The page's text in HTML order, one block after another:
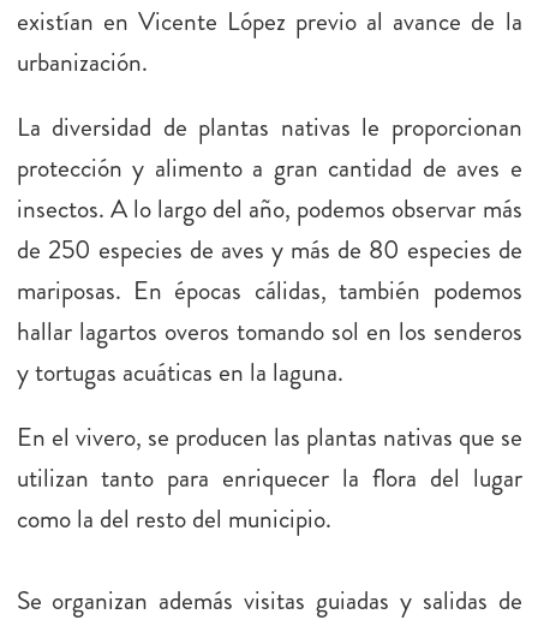
existían en Vicente López previo al avance de la
urbanización.
La diversidad de plantas nativas le proporcionan
protección y alimento a gran cantidad de aves e
insectos. A lo largo del año, podemos observar más
de 250 especies de aves y más de 80 especies de
mariposas. En épocas cálidas, también podemos
hallar lagartos overos tomando sol en los senderos
y tortugas acuáticas en la laguna.
En el vivero, se producen las plantas nativas que se
utilizan tanto para enriquecer la flora del lugar
como la del resto del municipio.
Se organizan además visitas guiadas y salidas de